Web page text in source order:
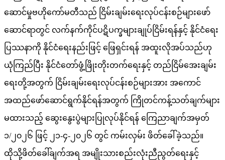
ဆောင်မှုဗဟိုကော်မတီသည် ငြိမ်းချမ်းရေးလုပ်ငန်းစဉ်များဖော်
ဆောင်ရာတွင် လက်နက်ကိုင်ပဋိပက္ခများချုပ်ငြိမ်းရန်နှင့် နိုင်ငံရေး
ပြဿနာကို နိုင်ငံရေးနည်းဖြင့် ဖြေရှင်းရန် အထူးလိုအပ်သည်ဟု
ယုံကြည်ပြီး နိုင်ငံတော်ဖွံ့ဖြိုးတိုးတက်ရေးနှင့် တည်ငြိမ်အေးချမ်း
ရေးတို့အတွက် ငြိမ်းချမ်းရေးလုပ်ငန်းစဉ်များအား အကောင်
အထည်ဖော်ဆောင်ရွက်နိုင်ရန်အတွက် ကြိုတင်ကန့်သတ်ချက်များ
မထားသည့် ဆွေးနွေးပွဲများပြုလုပ်နိုင်ရန် ကြေညာချက်အမှတ်
၁/၂၀၂၆ ဖြင့် ၂၁-၄-၂၀၂၆ တွင် ကမ်းလှမ်း ဖိတ်ခေါ်ခဲ့သည်။
ထိုသို့ဖိတ်ခေါ်ချက်အရ အမျိုးသားစည်းလုံးညီညွတ်ရေးနှင့်